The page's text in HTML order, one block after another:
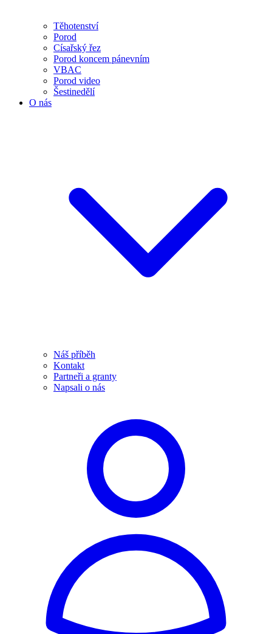
Těhotenství
Porod
Císařský řez
Porod koncem pánevním
VBAC
Porod video
Šestinedělí
O nás
Náš příběh
Kontakt
Partneři a granty
Napsali o nás